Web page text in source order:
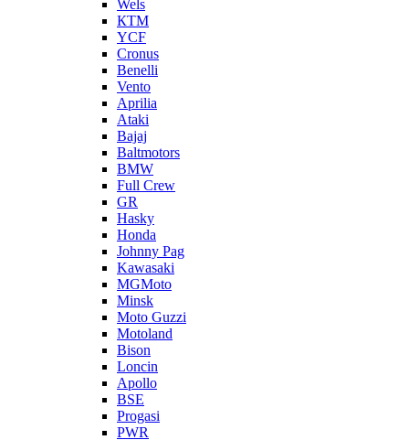
Wels
КТМ
YCF
Cronus
Benelli
Vento
Aprilia
Ataki
Bajaj
Baltmotors
BMW
Full Crew
GR
Hasky
Honda
Johnny Pag
Kawasaki
MGMoto
Minsk
Moto Guzzi
Motoland
Bison
Loncin
Apollo
BSE
Progasi
PWR